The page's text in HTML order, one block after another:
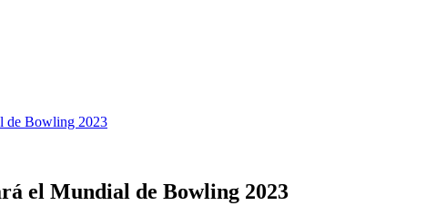
de Bowling 2023
el Mundial de Bowling 2023